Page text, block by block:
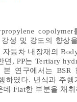
성 및 강도의 향
동차 내장재의
면, PP는 Tertiary
연구에서는
하였다. 년식과 주
Flat한 부분을 채